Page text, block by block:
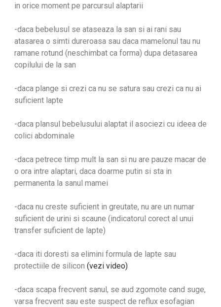
in orice moment pe parcursul alaptarii
-daca bebelusul se ataseaza la san si ai rani sau
atasarea o simti dureroasa sau daca mamelonul tau nu
ramane rotund (neschimbat ca forma) dupa detasarea
copilului de la san
-daca plange si crezi ca nu se satura sau crezi ca nu ai
suficient lapte
-daca plansul bebelusului alaptat il asociezi cu ideea de
colici abdominale
-daca petrece timp mult la san si nu are pauze macar de
o ora intre alaptari, daca doarme putin si sta in
permanenta la sanul mamei
-daca nu creste suficient in greutate, nu are un numar
suficient de urini si scaune (indicatorul corect al unui
transfer suficient de lapte)
-daca iti doresti sa elimini formula de lapte sau
protectiile de silicon (vezi video)
-daca scapa frecvent sanul, se aud zgomote cand suge,
varsa frecvent sau este suspect de reflux esofagian